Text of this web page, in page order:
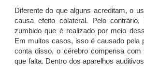
Diferente do que alguns acreditam, o
causa efeito colateral. Pelo
zumbido que é realizado por meio
Em muitos casos, isso é causado pela
conta disso, o cérebro compensa
que falta. Dentro dos aparelhos